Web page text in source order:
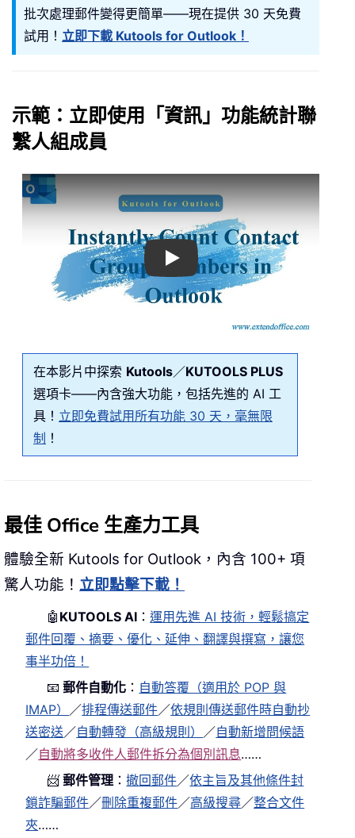
批次處理郵件變得更簡單——現在提供 30 天免費
試用！ 立即下載 Kutools for Outlook！
示範：立即使用「資訊」功能統計聯
繫人組成員
Play
在本影片中探索 Kutools／KUTOOLS PLUS
選項卡——內含強大功能，包括先進的 AI 工
具！ 立即免費試用所有功能 30 天，毫無限
制 ！
最佳 Office 生產力工具
體驗全新 Kutools for Outlook，內含 100+ 項
驚人功能！ 立即點擊下載！
🤖 KUTOOLS AI ：運用先進 AI 技術，輕鬆搞定
郵件回覆、摘要、優化、延伸、翻譯與撰寫，讓您
事半功倍！
📧 郵件自動化 ： 自動答覆（適用於 POP 與
IMAP） ／排程傳送郵件／依規則傳送郵件時自動抄
送密送／自動轉發（高級規則） ／自動新增問候語
／自動將多收件人郵件拆分為個別訊息……
📨 郵件管理 ：撤回郵件／依主旨及其他條件封
鎖詐騙郵件／刪除重複郵件／高級搜尋／整合文件
夾……